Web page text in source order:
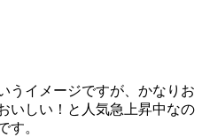
うイメージですが、かなりお
いしい！と人気急上昇中なの
す。